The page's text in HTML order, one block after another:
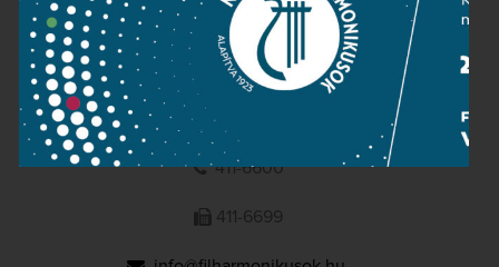
NEMZETI
FILHARMONIKUSOK
1095 Budapest, Komor Marcell u. 1. (Müpa)
411-6600
411-6699